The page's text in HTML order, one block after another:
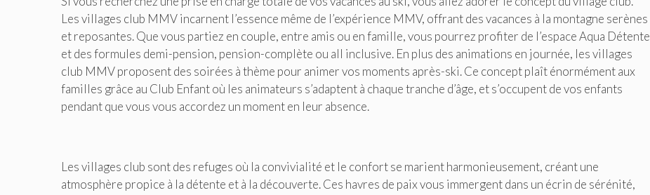
Les villages club MMV incarnent l’essence même de l’expérience MMV, offrant des vacances à la montagne serènes
et reposantes. Que vous partiez en couple, entre amis ou en famille, vous pourrez profiter de l’espace Aqua Détente
et des formules demi-pension, pension-complète ou all inclusive. En plus des animations en journée, les villages
club MMV proposent des soirées à thème pour animer vos moments après-ski. Ce concept plaît énormément aux
familles grâce au Club Enfant où les animateurs s’adaptent à chaque tranche d’âge, et s’occupent de vos enfants
pendant que vous vous accordez un moment en leur absence.
Les villages club sont des refuges où la convivialité et le confort se marient harmonieusement, créant une
atmosphère propice à la détente et à la découverte. Ces havres de paix vous immergent dans un écrin de sérénité,